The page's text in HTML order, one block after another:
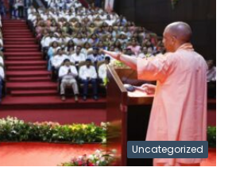
Uncategorized